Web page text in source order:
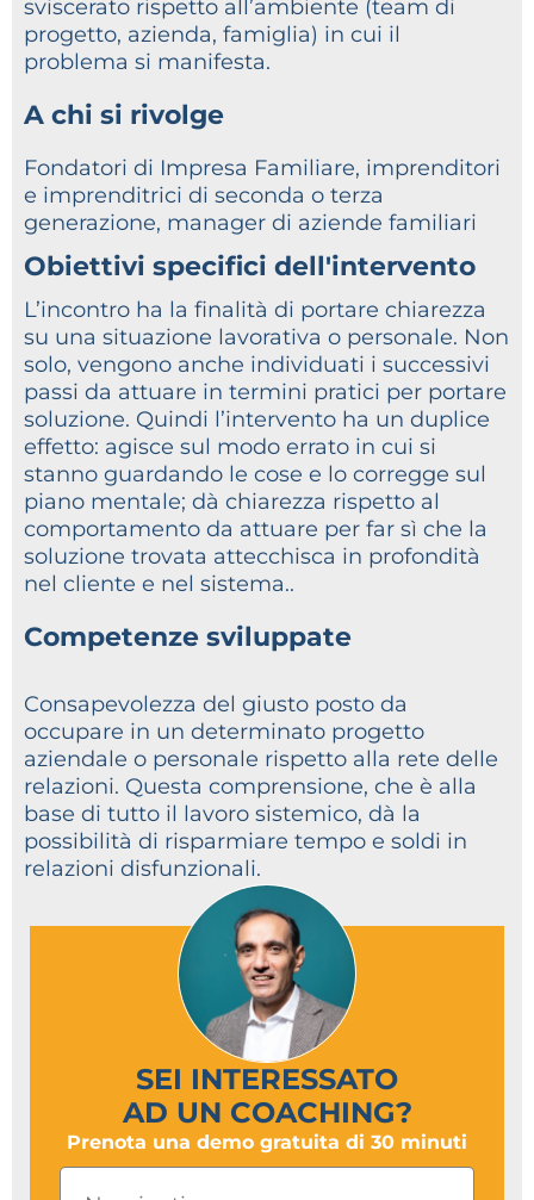
sviscerato rispetto all’ambiente (team di
progetto, azienda, famiglia) in cui il
problema si manifesta.
A chi si rivolge
Fondatori di Impresa Familiare, imprenditori
e imprenditrici di seconda o terza
generazione, manager di aziende familiari
Obiettivi specifici dell'intervento
L’incontro ha la finalità di portare chiarezza
su una situazione lavorativa o personale. Non
solo, vengono anche individuati i successivi
passi da attuare in termini pratici per portare
soluzione. Quindi l’intervento ha un duplice
effetto: agisce sul modo errato in cui si
stanno guardando le cose e lo corregge sul
piano mentale; dà chiarezza rispetto al
comportamento da attuare per far sì che la
soluzione trovata attecchisca in profondità
nel cliente e nel sistema..
Competenze sviluppate
Consapevolezza del giusto posto da
occupare in un determinato progetto
aziendale o personale rispetto alla rete delle
relazioni. Questa comprensione, che è alla
base di tutto il lavoro sistemico, dà la
possibilità di risparmiare tempo e soldi in
relazioni disfunzionali.
SEI INTERESSATO
AD UN COACHING?
Prenota una demo gratuita di 30 minuti